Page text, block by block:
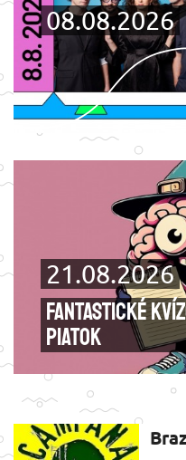
08.08.2026
21.08.2026
FANTASTICKÉ
piatok